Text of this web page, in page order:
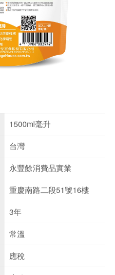
1500ml毫升
台灣
永豐餘消費品實業
重慶南路二段51號16樓
3年
常溫
應稅